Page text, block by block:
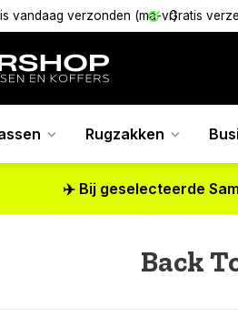
vandaag verzonden (ma-vr)Gratis
Rugzakken
✈️ Bij geselecteerde
Back